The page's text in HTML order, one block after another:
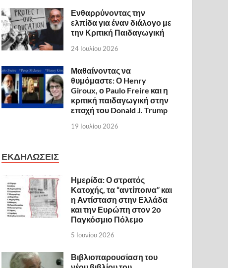
Ενθαρρύνοντας την
ελπίδα για έναν διάλογο με
την Κριτική Παιδαγωγική
24 Ιουλίου 2026
Μαθαίνοντας να
θυμόμαστε: Ο Henry
Giroux, ο Paulo Freire και η
κριτική παιδαγωγική στην
εποχή του Donald J. Trump
19 Ιουλίου 2026
ΕΚΔΗΛΩΣΕΙΣ
Ημερίδα: Ο στρατός
Κατοχής, τα “αντίποινα” και
η Αντίσταση στην Ελλάδα
και την Ευρώπη στον 2ο
Παγκόσμιο Πόλεμο
5 Ιουνίου 2026
Βιβλιοπαρουσίαση του